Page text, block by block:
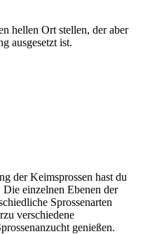
hellen Ort stellen, der aber
ausgesetzt ist.
der Keimsprossen hast du
einzelnen Ebenen der
Sprossenarten
verschiedene
genießen.